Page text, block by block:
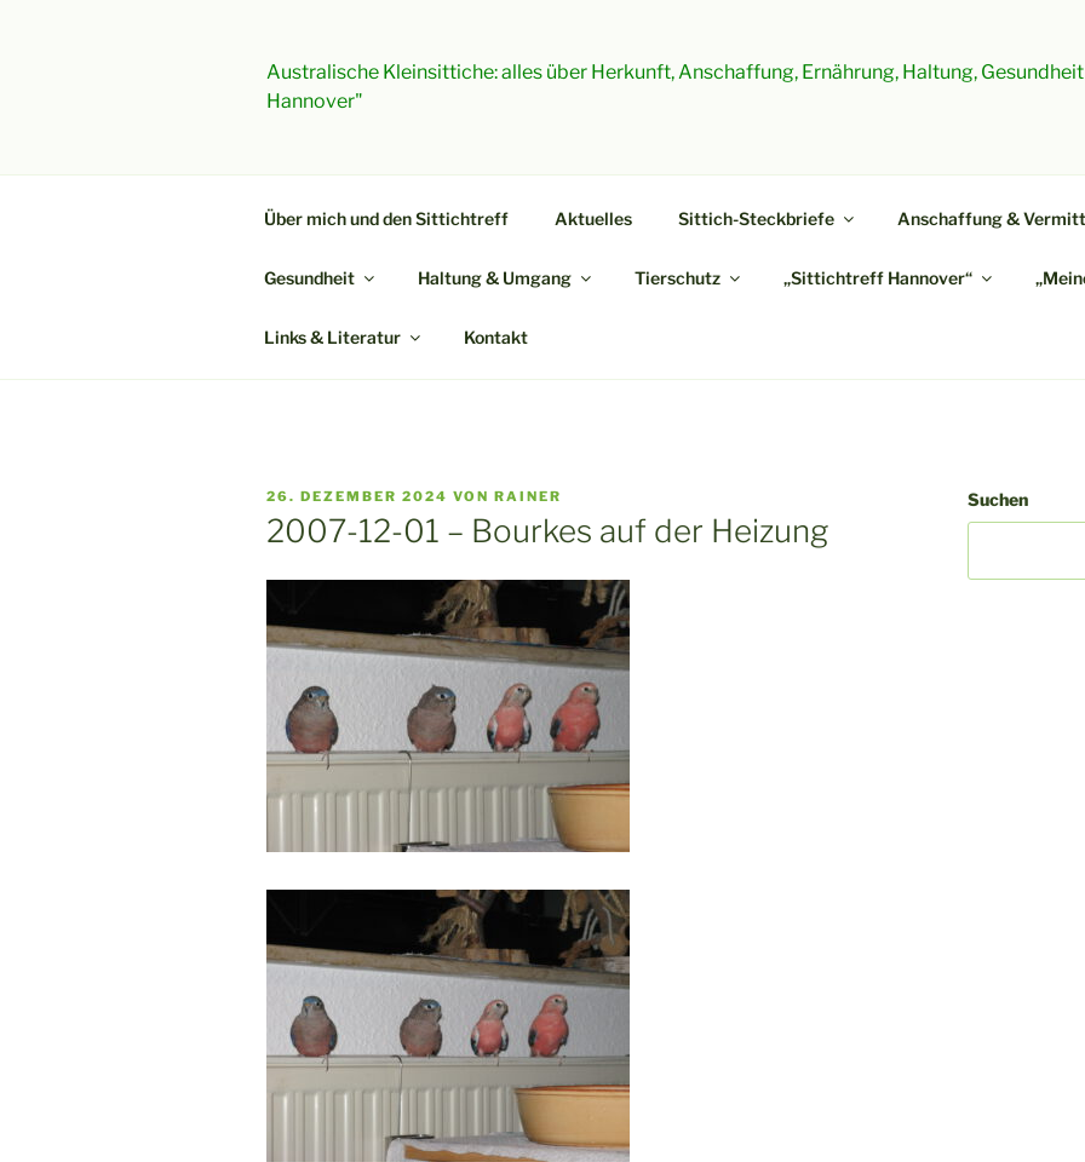
Australische Kleinsittiche: alles über Herkunft, Anschaffung, Ernährung, Haltung,
Hannover"
Über mich und den Sittichtreff Aktuelles Sittich-Steckbriefe Anschaffung &
Gesundheit Haltung & Umgang Tierschutz „Sittichtreff Hannover“
Links & Literatur Kontakt
VERÖFFENTLICHT
AM
26. DEZEMBER 2024 VON RAINER
2007-12-01 – Bourkes auf der Heizung
Suchen